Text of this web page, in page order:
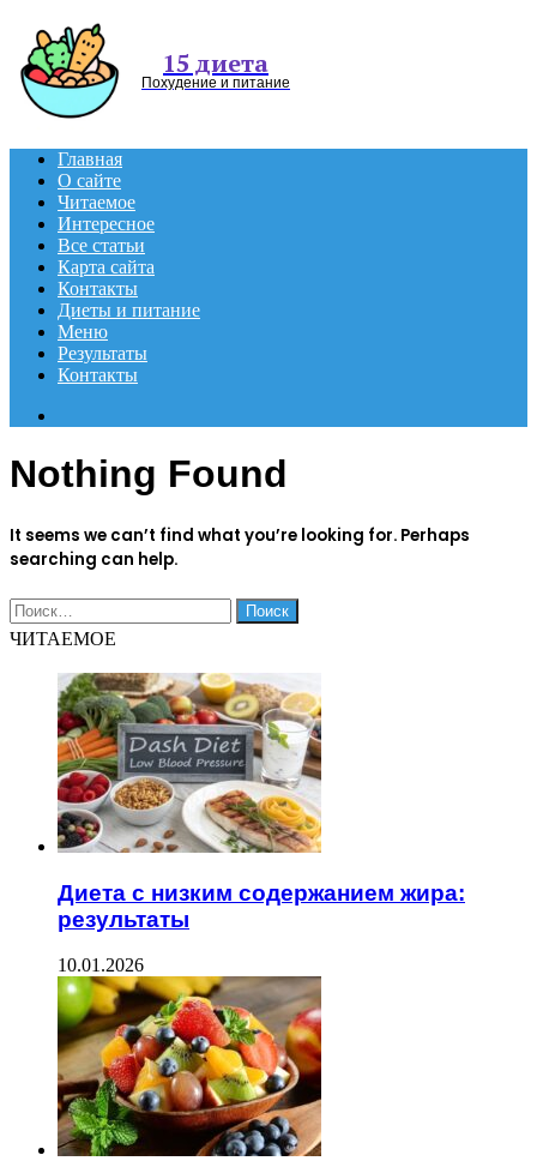
15 диета
Похудение и питание
Главная
О сайте
Читаемое
Интересное
Все статьи
Карта сайта
Контакты
Диеты и питание
Меню
Результаты
Контакты
Nothing Found
It seems we can’t find what you’re looking for. Perhaps
searching can help.
Найти:
ЧИТАЕМОЕ
Диета с низким содержанием жира:
результаты
10.01.2026